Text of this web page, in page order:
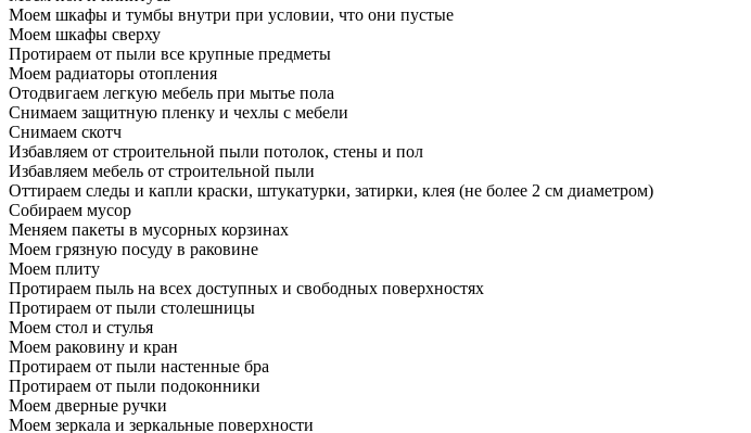
Моем шкафы и тумбы внутри при условии, что они пустые
Моем шкафы сверху
Протираем от пыли все крупные предметы
Моем радиаторы отопления
Отодвигаем легкую мебель при мытье пола
Снимаем защитную пленку и чехлы с мебели
Снимаем скотч
Избавляем от строительной пыли потолок, стены и пол
Избавляем мебель от строительной пыли
Оттираем следы и капли краски, штукатурки, затирки, клея (не более 2 см диаметром)
Собираем мусор
Меняем пакеты в мусорных корзинах
Моем грязную посуду в раковине
Моем плиту
Протираем пыль на всех доступных и свободных поверхностях
Протираем от пыли столешницы
Моем стол и стулья
Моем раковину и кран
Протираем от пыли настенные бра
Протираем от пыли подоконники
Моем дверные ручки
Моем зеркала и зеркальные поверхности